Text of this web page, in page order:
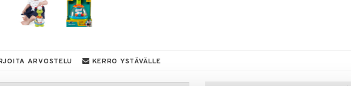
ARVOSTELU KERRO YSTÄVÄLLE